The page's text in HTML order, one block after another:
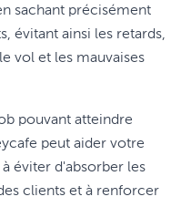
sachant précisément
évitant ainsi les retards,
vol et les mauvaises
pouvant atteindre
peut aider votre
éviter d'absorber les
clients et à renforcer